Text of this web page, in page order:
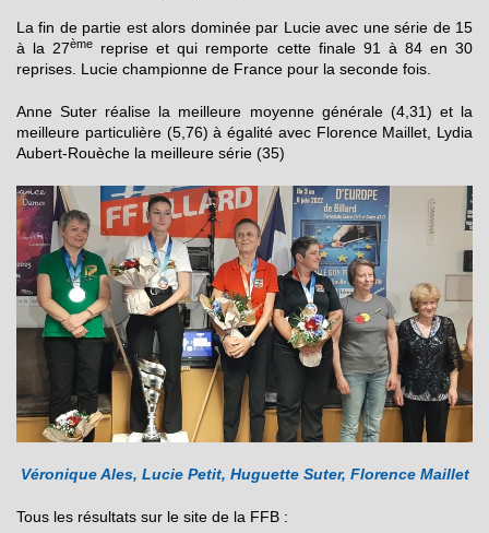
La fin de partie est alors dominée par Lucie avec une série de 15
à la 27ème
reprise et qui remporte cette finale 91 à 84 en 30
reprises. Lucie championne de France pour la seconde fois.
Anne Suter réalise la meilleure moyenne générale (4,31) et la
meilleure particulière (5,76) à égalité avec Florence Maillet, Lydia
Aubert-Rouèche la meilleure série (35)
Véronique Ales, Lucie Petit, Huguette Suter, Florence Maillet
Tous les résultats sur le site de la FFB :